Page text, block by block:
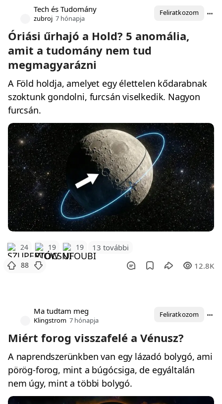
Tech és Tudomány
zubroj 7 hónapja
Feliratkozom
Óriási űrhajó a Hold? 5 anomália,
amit a tudomány nem tud
megmagyarázni
A Föld holdja, amelyet egy élettelen kődarabnak
szoktunk gondolni, furcsán viselkedik. Nagyon
furcsán.
24 19 19 13 további
88 12.8K
Ma tudtam meg
Klingstrom 7 hónapja
Feliratkozom
Miért forog visszafelé a Vénusz?
A naprendszerünkben van egy lázadó bolygó, ami
pörög-forog, mint a búgócsiga, de egyáltalán
nem úgy, mint a többi bolygó.